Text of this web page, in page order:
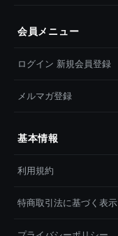
会員メニュー
ログイン 新規会員登録
メルマガ登録
基本情報
利用規約
特商取引法に基づく表示